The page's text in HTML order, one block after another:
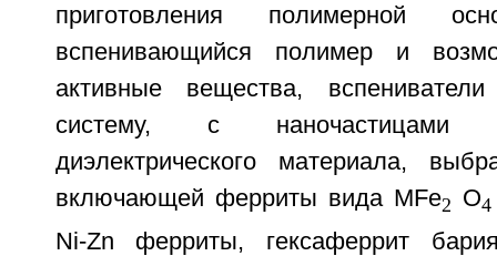
приготовления полимерной
вспенивающийся полимер и
активные вещества,
систему, с наночастицами
диэлектрического материала,
включающей ферриты вида MFe2 O4
Ni-Zn ферриты, гексаферрит